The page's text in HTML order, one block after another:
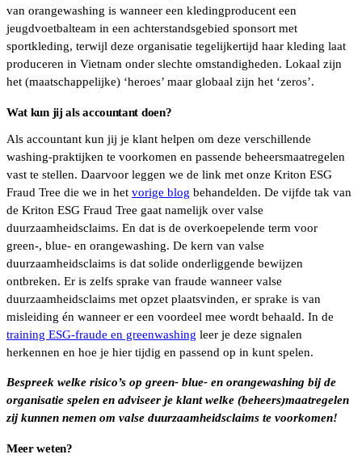
van orangewashing is wanneer een kledingproducent een
jeugdvoetbalteam in een achterstandsgebied sponsort met
sportkleding, terwijl deze organisatie tegelijkertijd haar kleding laat
produceren in Vietnam onder slechte omstandigheden. Lokaal zijn
het (maatschappelijke) ‘heroes’ maar globaal zijn het ‘zeros’.
Wat kun jij als accountant doen?
Als accountant kun jij je klant helpen om deze verschillende
washing-praktijken te voorkomen en passende beheersmaatregelen
vast te stellen. Daarvoor leggen we de link met onze Kriton ESG
Fraud Tree die we in het vorige blog behandelden. De vijfde tak van
de Kriton ESG Fraud Tree gaat namelijk over valse
duurzaamheidsclaims. En dat is de overkoepelende term voor
green-, blue- en orangewashing. De kern van valse
duurzaamheidsclaims is dat solide onderliggende bewijzen
ontbreken. Er is zelfs sprake van fraude wanneer valse
duurzaamheidsclaims met opzet plaatsvinden, er sprake is van
misleiding én wanneer er een voordeel mee wordt behaald. In de
training ESG-fraude en greenwashing leer je deze signalen
herkennen en hoe je hier tijdig en passend op in kunt spelen.
Bespreek welke risico’s op green- blue- en orangewashing bij de
organisatie spelen en adviseer je klant welke (beheers)maatregelen
zij kunnen nemen om valse duurzaamheidsclaims te voorkomen!
Meer weten?